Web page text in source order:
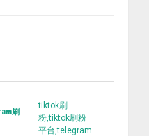
tiktok刷
粉,tiktok刷粉
平台,telegram
刷